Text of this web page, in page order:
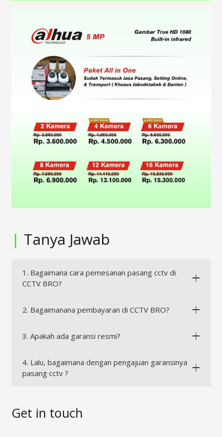
| Tanya Jawab
1. Bagaimana cara pemesanan pasang cctv di
CCTV BRO?
2. Bagaimanana pembayaran di CCTV BRO?
3. Apakah ada garansi resmi?
4. Lalu, bagaimana dengan pengajuan garansinya
pasang cctv ?
Get in touch